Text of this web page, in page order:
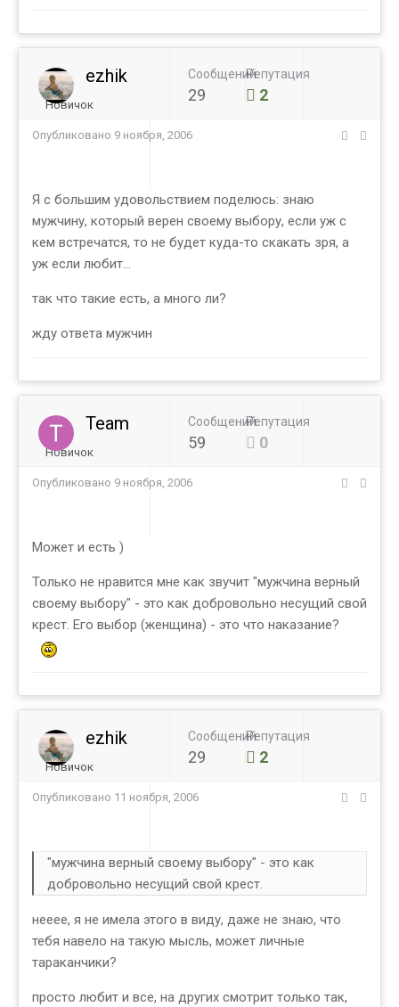
ezhik
Новичок
Сообщений
29
Репутация
2
Опубликовано 9 ноября, 2006
Я с большим удовольствием поделюсь: знаю
мужчину, который верен своему выбору, если уж с
кем встречатся, то не будет куда-то скакать зря, а
уж если любит...
так что такие есть, а много ли?
жду ответа мужчин
Team
Новичок
Сообщений
59
Репутация
0
Опубликовано 9 ноября, 2006
Может и есть )
Только не нравится мне как звучит "мужчина верный
своему выбору" - это как добровольно несущий свой
крест. Его выбор (женщина) - это что наказание?
ezhik
Новичок
Сообщений
29
Репутация
2
Опубликовано 11 ноября, 2006
"мужчина верный своему выбору" - это как
добровольно несущий свой крест.
нееее, я не имела этого в виду, даже не знаю, что
тебя навело на такую мысль, может личные
тараканчики?
просто любит и все, на других смотрит только так,